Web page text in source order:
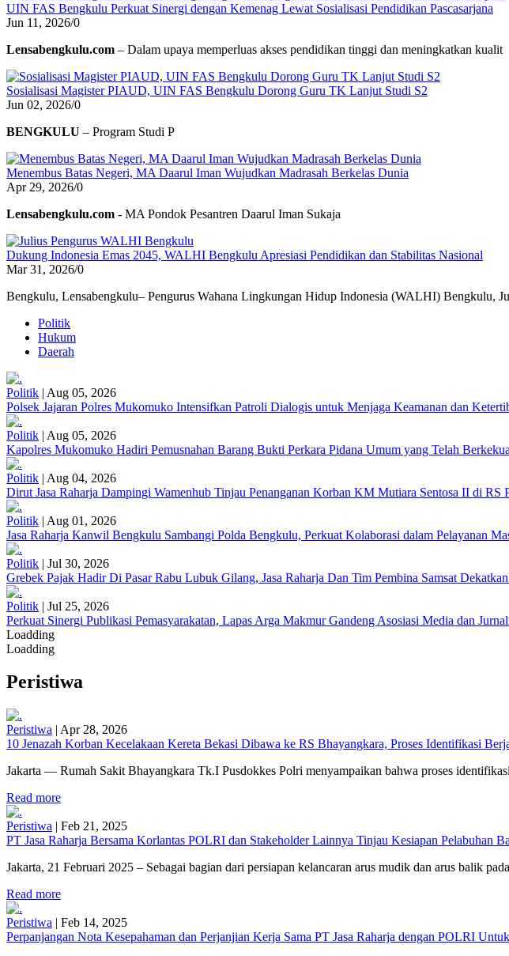
UIN FAS Bengkulu Perkuat Sinergi dengan Kemenag Lewat Sosialisasi Pendidikan Pascasarjana
Jun 11, 2026/0
Lensabengkulu.com – Dalam upaya memperluas akses pendidikan tinggi dan meningkatkan kualit
Sosialisasi Magister PIAUD, UIN FAS Bengkulu Dorong Guru TK Lanjut Studi S2
Jun 02, 2026/0
BENGKULU – Program Studi P
Menembus Batas Negeri, MA Daarul Iman Wujudkan Madrasah Berkelas Dunia
Apr 29, 2026/0
Lensabengkulu.com - MA Pondok Pesantren Daarul Iman Sukaja
Dukung Indonesia Emas 2045, WALHI Bengkulu Apresiasi Pendidikan dan Stabilitas Nasional
Mar 31, 2026/0
Bengkulu, Lensabengkulu– Pengurus Wahana Lingkungan Hidup Indonesia (WALHI) Bengkulu,
Politik
Hukum
Daerah
Politik | Aug 05, 2026
Polsek Jajaran Polres Mukomuko Intensifkan Patroli Dialogis untuk Menjaga Keamanan dan
Politik | Aug 05, 2026
Kapolres Mukomuko Hadiri Pemusnahan Barang Bukti Perkara Pidana Umum yang Telah
Politik | Aug 04, 2026
Dirut Jasa Raharja Dampingi Wamenhub Tinjau Penanganan Korban KM Mutiara Sentosa II di RS
Politik | Aug 01, 2026
Jasa Raharja Kanwil Bengkulu Sambangi Polda Bengkulu, Perkuat Kolaborasi dalam Pelayanan
Politik | Jul 30, 2026
Grebek Pajak Hadir Di Pasar Rabu Lubuk Gilang, Jasa Raharja Dan Tim Pembina Samsat
Politik | Jul 25, 2026
Perkuat Sinergi Publikasi Pemasyarakatan, Lapas Arga Makmur Gandeng Asosiasi Media dan
Loadding
Loadding
Peristiwa
Peristiwa | Apr 28, 2026
10 Jenazah Korban Kecelakaan Kereta Bekasi Dibawa ke RS Bhayangkara, Proses Identifikasi
Jakarta — Rumah Sakit Bhayangkara Tk.I Pusdokkes Polri menyampaikan bahwa proses
Read more
Peristiwa | Feb 21, 2025
PT Jasa Raharja Bersama Korlantas POLRI dan Stakeholder Lainnya Tinjau Kesiapan Pelabuhan
Jakarta, 21 Februari 2025 – Sebagai bagian dari persiapan kelancaran arus mudik dan arus balik
Read more
Peristiwa | Feb 14, 2025
Perpanjangan Nota Kesepahaman dan Perjanjian Kerja Sama PT Jasa Raharja dengan POLRI